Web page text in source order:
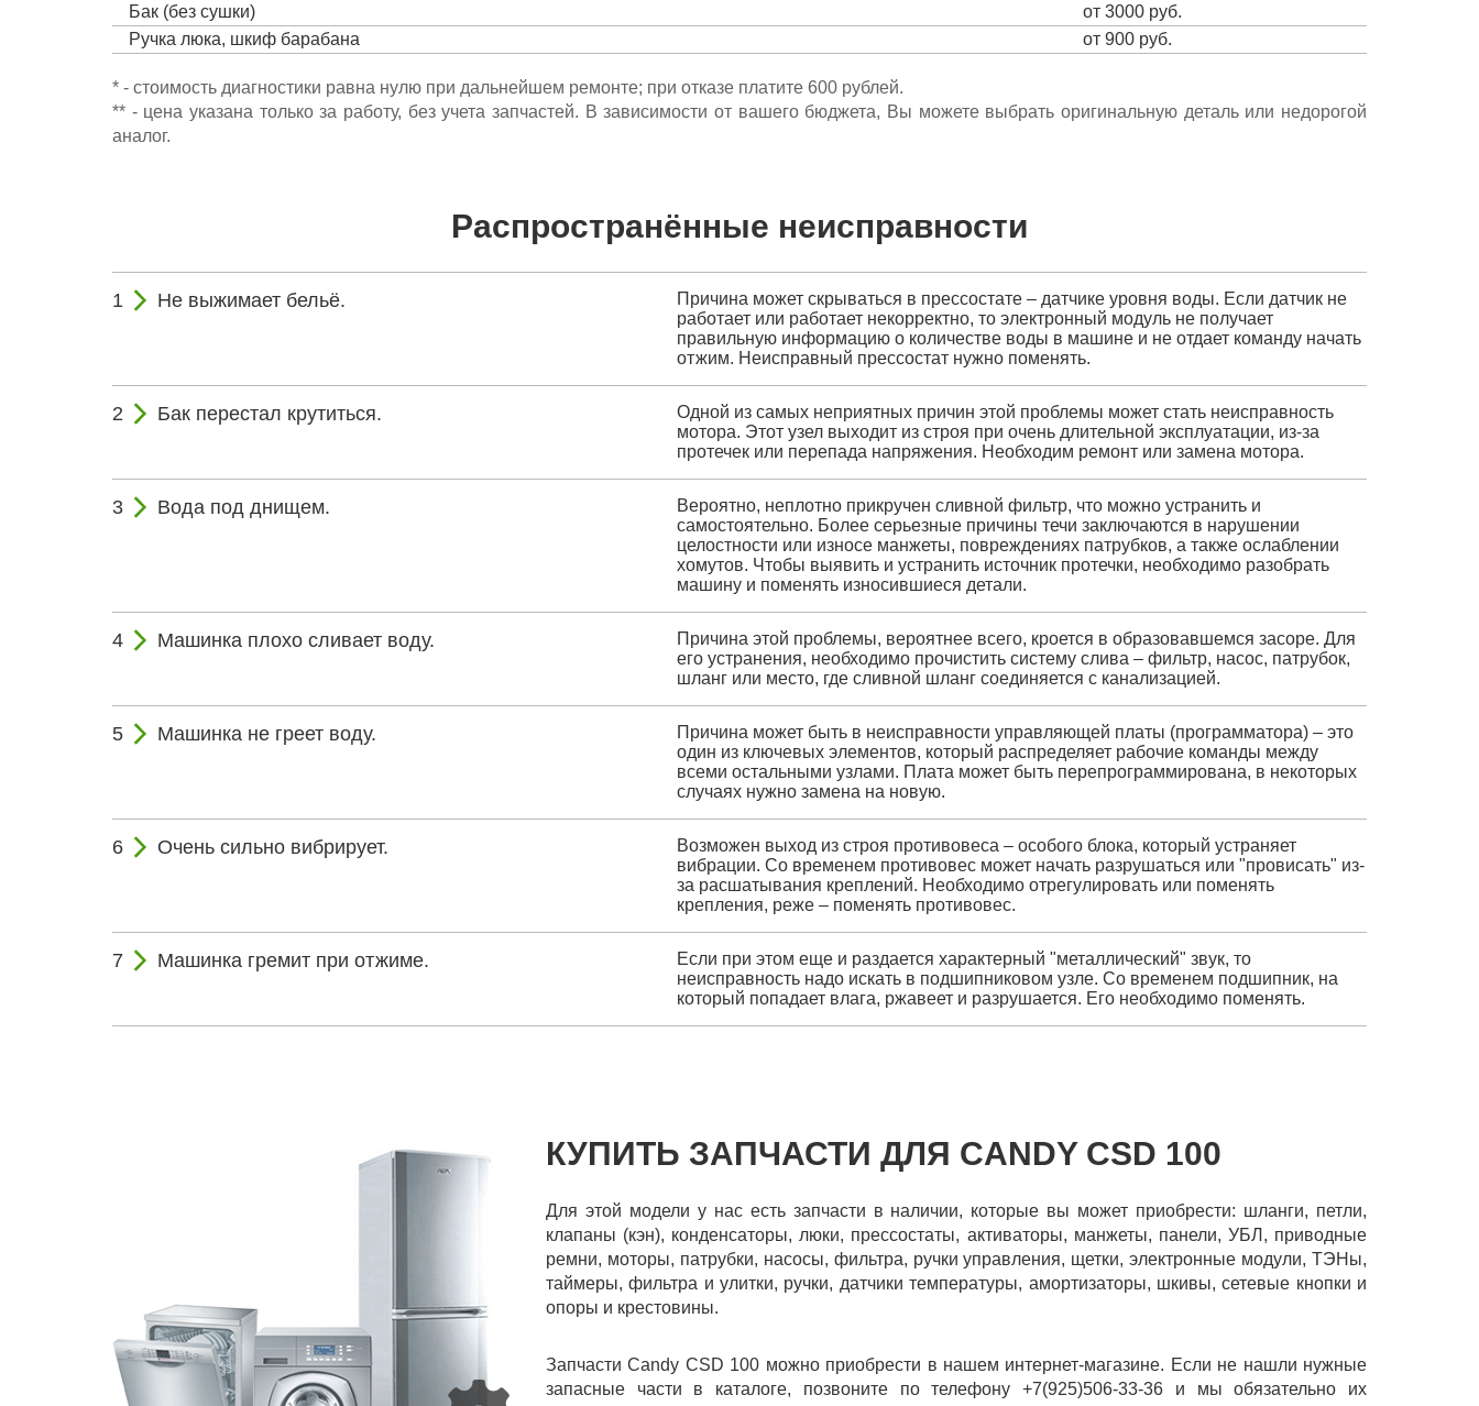
Бак (без сушки)
от 3000 руб.
Ручка люка, шкиф барабана
от 900 руб.
* - стоимость диагностики равна нулю при дальнейшем ремонте; при отказе платите 600 рублей.
** - цена указана только за работу, без учета запчастей. В зависимости от вашего бюджета, Вы можете выбрать оригинальную деталь или недорогой
аналог.
Распространённые неисправности
Не выжимает бельё.
Причина может скрываться в прессостате – датчике уровня воды. Если датчик не
работает или работает некорректно, то электронный модуль не получает
правильную информацию о количестве воды в машине и не отдает команду начать
отжим. Неисправный прессостат нужно поменять.
Бак перестал крутиться.
Одной из самых неприятных причин этой проблемы может стать неисправность
мотора. Этот узел выходит из строя при очень длительной эксплуатации, из-за
протечек или перепада напряжения. Необходим ремонт или замена мотора.
Вода под днищем.
Вероятно, неплотно прикручен сливной фильтр, что можно устранить и
самостоятельно. Более серьезные причины течи заключаются в нарушении
целостности или износе манжеты, повреждениях патрубков, а также ослаблении
хомутов. Чтобы выявить и устранить источник протечки, необходимо разобрать
машину и поменять износившиеся детали.
Машинка плохо сливает воду.
Причина этой проблемы, вероятнее всего, кроется в образовавшемся засоре. Для
его устранения, необходимо прочистить систему слива – фильтр, насос, патрубок,
шланг или место, где сливной шланг соединяется с канализацией.
Машинка не греет воду.
Причина может быть в неисправности управляющей платы (программатора) – это
один из ключевых элементов, который распределяет рабочие команды между
всеми остальными узлами. Плата может быть перепрограммирована, в некоторых
случаях нужно замена на новую.
Очень сильно вибрирует.
Возможен выход из строя противовеса – особого блока, который устраняет
вибрации. Со временем противовес может начать разрушаться или "провисать" из-
за расшатывания креплений. Необходимо отрегулировать или поменять
крепления, реже – поменять противовес.
Машинка гремит при отжиме.
Если при этом еще и раздается характерный "металлический" звук, то
неисправность надо искать в подшипниковом узле. Со временем подшипник, на
который попадает влага, ржавеет и разрушается. Его необходимо поменять.
КУПИТЬ ЗАПЧАСТИ ДЛЯ CANDY CSD 100
Для этой модели у нас есть запчасти в наличии, которые вы может приобрести: шланги, петли,
клапаны (кэн), конденсаторы, люки, прессостаты, активаторы, манжеты, панели, УБЛ, приводные
ремни, моторы, патрубки, насосы, фильтра, ручки управления, щетки, электронные модули, ТЭНы,
таймеры, фильтра и улитки, ручки, датчики температуры, амортизаторы, шкивы, сетевые кнопки и
опоры и крестовины.
Запчасти Candy CSD 100 можно приобрести в нашем интернет-магазине. Если не нашли нужные
запасные части в каталоге, позвоните по телефону +7(925)506-33-36 и мы обязательно их